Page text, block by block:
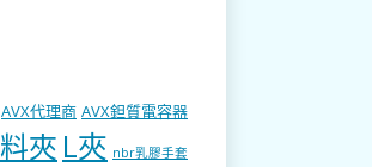
AVX代理商 AVX鉭質電容器
夾 L夾 nbr乳膠手套